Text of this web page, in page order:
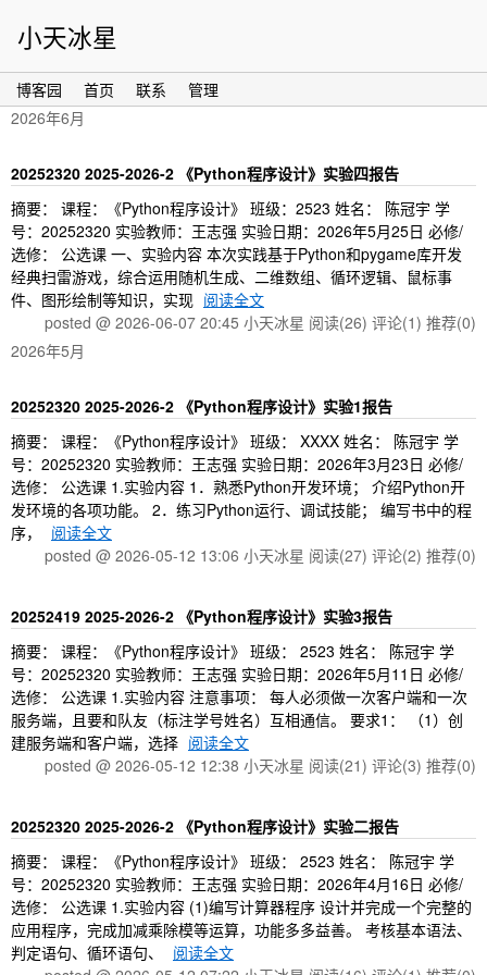
小天冰星
博客园 首页 联系
管理
2026年6月
20252320 2025-2026-2 《Python程序设计》实验四报告
摘要： 课程：《Python程序设计》 班级：2523 姓名： 陈冠宇 学
号：20252320 实验教师：王志强 实验日期：2026年5月25日 必修/
选修： 公选课 一、实验内容 本次实践基于Python和pygame库开发
经典扫雷游戏，综合运用随机生成、二维数组、循环逻辑、鼠标事
件、图形绘制等知识，实现 阅读全文
posted @ 2026-06-07 20:45 小天冰星 阅读(26) 评论(1) 推荐(0)
2026年5月
20252320 2025-2026-2 《Python程序设计》实验1报告
摘要： 课程：《Python程序设计》 班级： XXXX 姓名： 陈冠宇 学
号：20252320 实验教师：王志强 实验日期：2026年3月23日 必修/
选修： 公选课 1.实验内容 1．熟悉Python开发环境； 介绍Python开
发环境的各项功能。 2．练习Python运行、调试技能； 编写书中的程
序，
阅读全文
posted @ 2026-05-12 13:06 小天冰星 阅读(27) 评论(2) 推荐(0)
20252419 2025-2026-2 《Python程序设计》实验3报告
摘要： 课程：《Python程序设计》 班级： 2523 姓名： 陈冠宇 学
号：20252320 实验教师：王志强 实验日期：2026年5月11日 必修/
选修： 公选课 1.实验内容 注意事项： 每人必须做一次客户端和一次
服务端，且要和队友（标注学号姓名）互相通信。 要求1： （1）创
建服务端和客户端，选择 阅读全文
posted @ 2026-05-12 12:38 小天冰星 阅读(21) 评论(3) 推荐(0)
20252320 2025-2026-2 《Python程序设计》实验二报告
摘要： 课程：《Python程序设计》 班级： 2523 姓名： 陈冠宇 学
号：20252320 实验教师：王志强 实验日期：2026年4月16日 必修/
选修： 公选课 1.实验内容 (1)编写计算器程序 设计并完成一个完整的
应用程序，完成加减乘除模等运算，功能多多益善。 考核基本语法、
判定语句、循环语句、
阅读全文